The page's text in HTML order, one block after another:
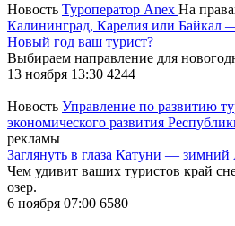
Новость Туроператор Anex На
Калининград, Карелия или Байкал
Новый год ваш турист?
Выбираем направление для
13 ноября 13:30 4244
Новость Управление по развитию
экономического развития
рекламы
Заглянуть в глаза Катуни —
Чем удивит ваших туристов край
озер.
6 ноября 07:00 6580